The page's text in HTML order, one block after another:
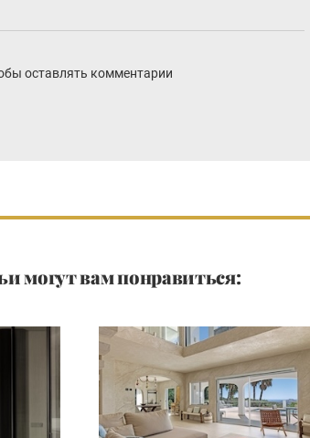
оставлять комментарии
могут вам понравиться: